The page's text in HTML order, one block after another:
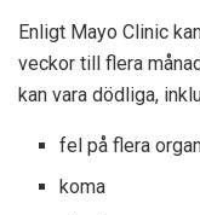
Enligt Mayo Clinic
veckor till flera
kan vara dödliga,
fel på flera
koma